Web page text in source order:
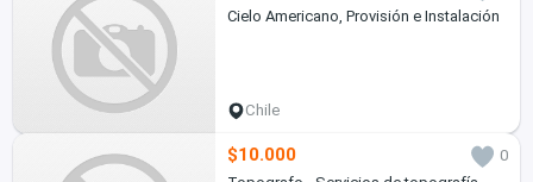
Cielo Americano, Provisión e Instalación
Chile
$10.000
0